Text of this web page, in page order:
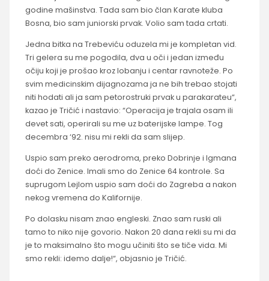
godine mašinstva. Tada sam bio član Karate kluba
Bosna, bio sam juniorski prvak. Volio sam tada crtati.
Jedna bitka na Trebeviću oduzela mi je kompletan vid.
Tri gelera su me pogodila, dva u oči i jedan između
očiju koji je prošao kroz lobanju i centar ravnoteže. Po
svim medicinskim dijagnozama ja ne bih trebao stojati
niti hodati ali ja sam petorostruki prvak u parakarateu“,
kazao je Tričić i nastavio: “Operacija je trajala osam ili
devet sati, operirali su me uz baterijske lampe. Tog
decembra ‘92. nisu mi rekli da sam slijep.
Uspio sam preko aerodroma, preko Dobrinje i Igmana
doći do Zenice. Imali smo do Zenice 64 kontrole. Sa
suprugom Lejlom uspio sam doći do Zagreba a nakon
nekog vremena do Kalifornije.
Po dolasku nisam znao engleski. Znao sam ruski ali
tamo to niko nije govorio. Nakon 20 dana rekli su mi da
je to maksimalno što mogu učiniti što se tiče vida. Mi
smo rekli: idemo dalje!“, objasnio je Tričić.